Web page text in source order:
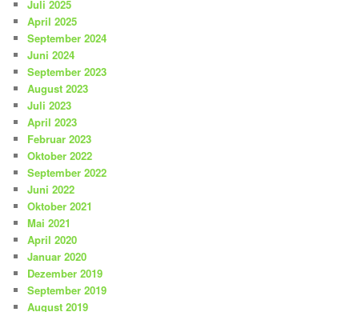
Juli 2025
April 2025
September 2024
Juni 2024
September 2023
August 2023
Juli 2023
April 2023
Februar 2023
Oktober 2022
September 2022
Juni 2022
Oktober 2021
Mai 2021
April 2020
Januar 2020
Dezember 2019
September 2019
August 2019